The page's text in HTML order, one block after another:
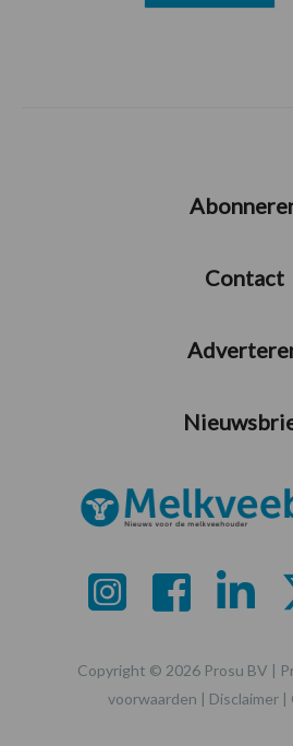
Contact
Copyright © 2026 Prosu BV |
voorwaarden | Disclaimer |